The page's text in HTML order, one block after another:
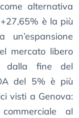
alternativa
è la più
mercato libero
dalla fine del
del 5% è più
visti a Genova:
al